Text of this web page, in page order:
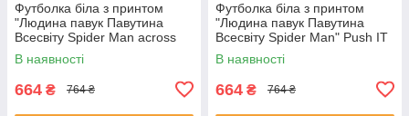
Футболка біла з принтом
"Людина павук Павутина
Всесвіту Spider Man across
the Spider Verse" Push IT
В наявності
664 ₴ 764 ₴
Футболка біла з принтом
"Людина павук Павутина
Всесвіту Spider Man" Push IT
В наявності
664 ₴ 764 ₴